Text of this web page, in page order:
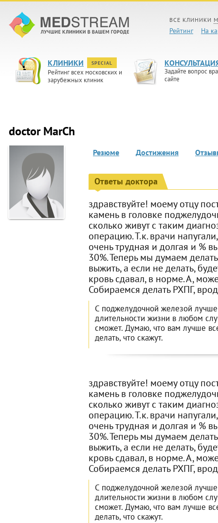
ВСЕ КЛИНИКИ
Рейтинг На
КЛИНИКИ SPECIAL
Рейтинг всех московских и
зарубежных клиник
Задайте вопрос
сайте
doctor MarCh
Резюме Достижения
Ответы доктора
здравствуйте! моему отцу
камень в головке
сколько живут с таким
операцию. Т.к. врачи
очень трудная и долгая и %
30%. Теперь мы думаем
выжить, а если не делать,
кровь сдавал, в норме. А,
Собираемся делать РХПГ,
С поджелудочной железой
длительности жизни в любом
сможет. Думаю, что вам лучше
делать, что скажут.
здравствуйте! моему отцу
камень в головке
сколько живут с таким
операцию. Т.к. врачи
очень трудная и долгая и %
30%. Теперь мы думаем
выжить, а если не делать,
кровь сдавал, в норме. А,
Собираемся делать РХПГ,
С поджелудочной железой
длительности жизни в любом
сможет. Думаю, что вам лучше
делать, что скажут.